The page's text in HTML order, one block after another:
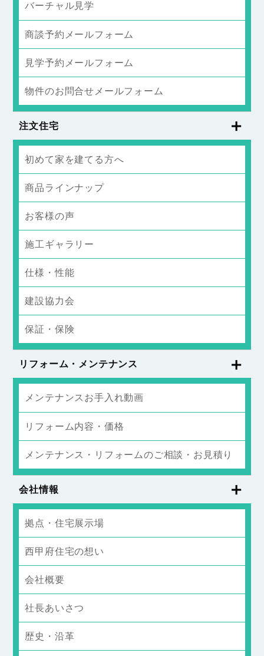
バーチャル見学
商談予約メールフォーム
見学予約メールフォーム
物件のお問合せメールフォーム
注文住宅
初めて家を建てる方へ
商品ラインナップ
お客様の声
施工ギャラリー
仕様・性能
建設協力会
保証・保険
リフォーム・メンテナンス
メンテナンスお手入れ動画
リフォーム内容・価格
メンテナンス・リフォームのご相談・お見積り
会社情報
拠点・住宅展示場
西甲府住宅の想い
会社概要
社長あいさつ
歴史・沿革